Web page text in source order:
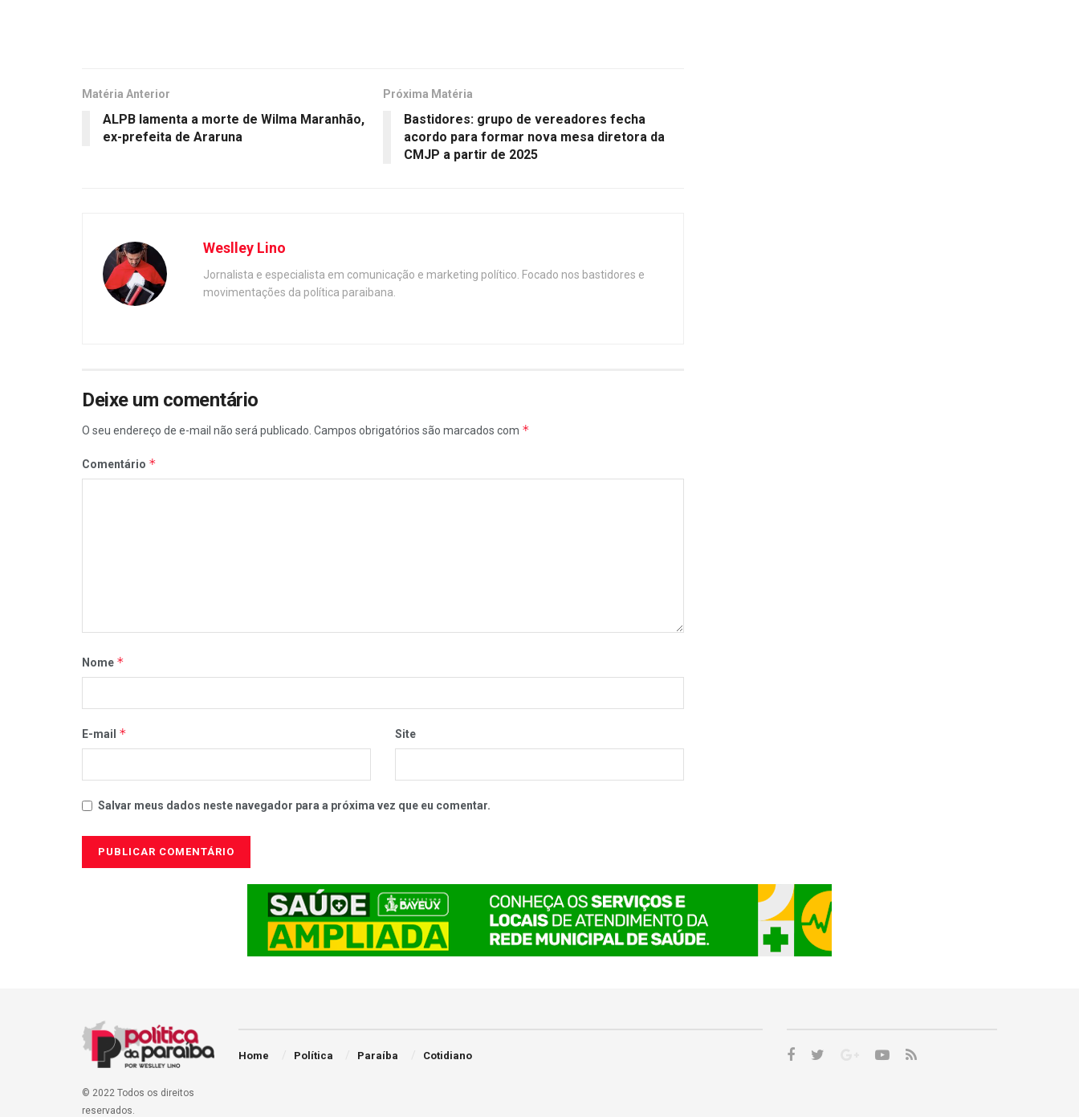
Matéria Anterior
ALPB lamenta a morte de Wilma Maranhão,
ex-prefeita de Araruna
Próxima Matéria
Bastidores: grupo de vereadores fecha
acordo para formar nova mesa diretora da
CMJP a partir de 2025
Weslley Lino
Jornalista e especialista em comunicação e marketing político. Focado nos bastidores e
movimentações da política paraibana.
Deixe um comentário
O seu endereço de e-mail não será publicado. Campos obrigatórios são marcados com *
Comentário *
Nome *
E-mail * Site
Salvar meus dados neste navegador para a próxima vez que eu comentar.
© 2022 Todos os direitos
reservados.
Home Política Paraíba Cotidiano